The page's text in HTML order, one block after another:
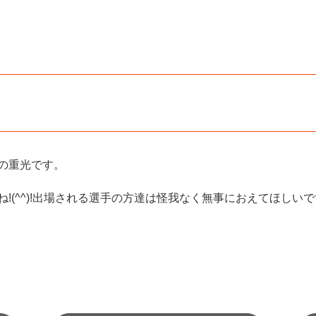
重光です。
!(^^)!出場される選手の方達は怪我なく無事におえてほしい